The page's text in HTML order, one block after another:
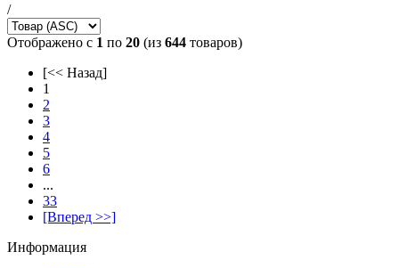
/
Отображено с 1 по 20 (из 644 товаров)
[<< Назад]
1
2
3
4
5
6
...
33
[Вперед >>]
Информация